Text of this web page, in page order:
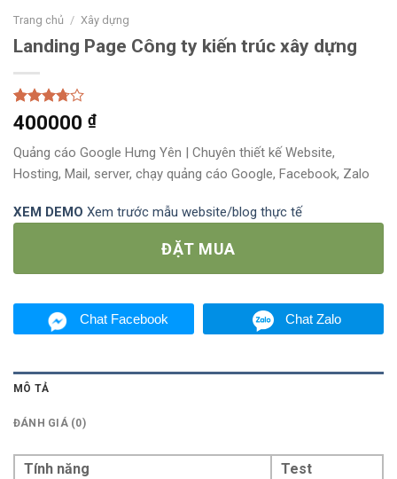
Trang chủ / Xây dựng
Landing Page Công ty kiến trúc xây dựng
Rated
4.50out
of 5
based on
20
customer
400000 ₫
Quảng cáo Google Hưng Yên | Chuyên thiết kế Website,
Hosting, Mail, server, chạy quảng cáo Google, Facebook, Zalo
XEM DEMO Xem trước mẫu website/blog thực tế
ĐẶT MUA
Chat Facebook Chat Zalo
MÔ TẢ
ĐÁNH GIÁ (0)
Tính năng
Test